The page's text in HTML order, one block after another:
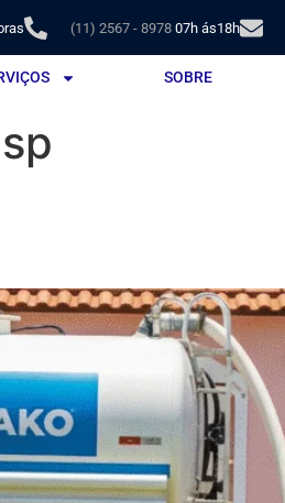
(11) 2567 - 8978 07h ás18h
SOBRE